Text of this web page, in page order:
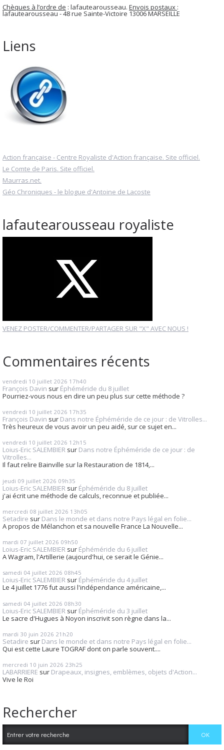
Chèques à l’ordre de : lafautearousseau. Envois postaux :
lafautearousseau - 48 rue Sainte-Victoire 13006 MARSEILLE
Liens
Action française - Centre Royaliste d'Action française. Site officiel.
Le Comte de Paris. Site officiel.
Maurras.net.
Géo Chroniques - le blogue d'Antoine de Lacoste
lafautearousseau royaliste
VENEZ POSTER/COMMENTER/PARTAGER SUR "X" AVEC NOUS !
Commentaires récents
vendredi 10 juillet 2026 17h40
François Davin sur Éphéméride du 8 juillet
Pourriez-vous nous en dire un peu plus sur cette méthode ?
vendredi 10 juillet 2026 17h35
François Davin sur Dans notre Éphéméride de ce jour : de Vitrolles...
Très heureux de vous avoir un peu aidé, sur ce sujet en...
vendredi 10 juillet 2026 12h15
Loius-Eric SALEMBIER sur Dans notre Éphéméride de ce jour : de
Vitrolles...
Il faut relire Bainville sur la Restauration de 1814,...
jeudi 09 juillet 2026 09h35
Loius-Eric SALEMBIER sur Éphéméride du 8 juillet
j'ai écrit une méthode de calculs, reconnue et publiée...
mercredi 08 juillet 2026 13h05
Setadire sur Dans le monde et dans notre Pays légal en folie...
A propos de Mélanchon et sa nouvelle France La Nouvelle...
mardi 07 juillet 2026 09h50
Loius-Eric SALEMBIER sur Éphéméride du 6 juillet
A Wagram, l'Artillerie (aujourd'hui, ce serait le Génie...
samedi 04 juillet 2026 08h45
Loius-Eric SALEMBIER sur Éphéméride du 4 juillet
Le 4 juillet 1776 fut aussi l'indépendance américaine,...
samedi 04 juillet 2026 08h30
Loius-Eric SALEMBIER sur Éphéméride du 3 juillet
Le sacre d'Hugues à Noyon inscrivit son règne dans la...
mardi 30 juin 2026 21h20
Setadire sur Dans le monde et dans notre Pays légal en folie...
Qui est cette Laure TOGRAF dont on parle souvent....
mercredi 10 juin 2026 23h25
LABARRIERE sur Drapeaux, insignes, emblèmes, objets d'Action...
Vive le Roi
Rechercher